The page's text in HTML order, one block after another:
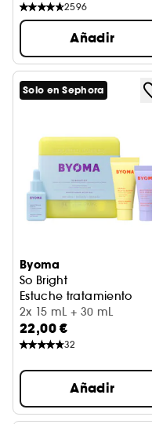
2596
Añadir
Solo en Sephora
Byoma
So Bright
Estuche tratamiento
2x 15 mL + 30 mL
22,00 €
32
Añadir